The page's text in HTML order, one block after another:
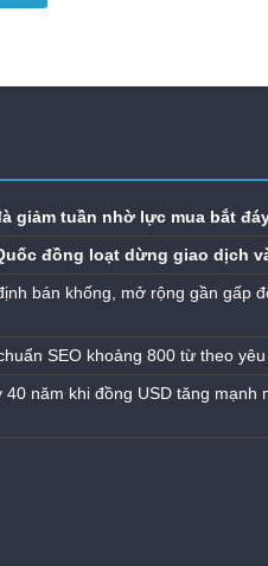
giảm tuần nhờ lực mua bắt
đồng loạt dừng giao dịch
bán khống, mở rộng gần gấp
SEO khoảng 800 từ theo yêu
năm khi đồng USD tăng mạnh